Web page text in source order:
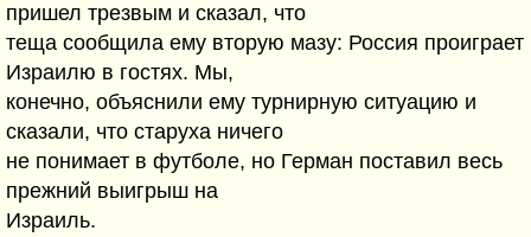
пришел трезвым и сказал, что
теща сообщила ему вторую мазу: Россия проиграет
Израилю в гостях. Мы,
конечно, объяснили ему турнирную ситуацию и
сказали, что старуха ничего
не понимает в футболе, но Герман поставил весь
прежний выигрыш на
Израиль.